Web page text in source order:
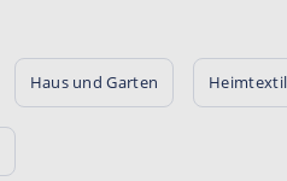
Haus und Garten